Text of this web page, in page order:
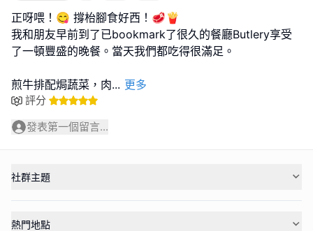
正呀喂！😋 撐枱腳食好西！🥩🍟
我和朋友早前到了已bookmark了很久的餐廳Butlery享受
了一頓豐盛的晚餐。當天我們都吃得很滿足。
煎牛排配焗蔬菜，肉... 更多
評分
發表第一個留言...
社群主題
熱門地點